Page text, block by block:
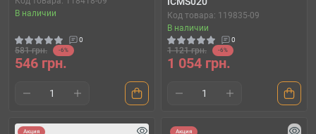
В наличии
0
581 грн. -6%
546 грн.
Код товара: 119835-09
В наличии
0
1 121 грн. -6%
1 054 грн.
Акция Акция